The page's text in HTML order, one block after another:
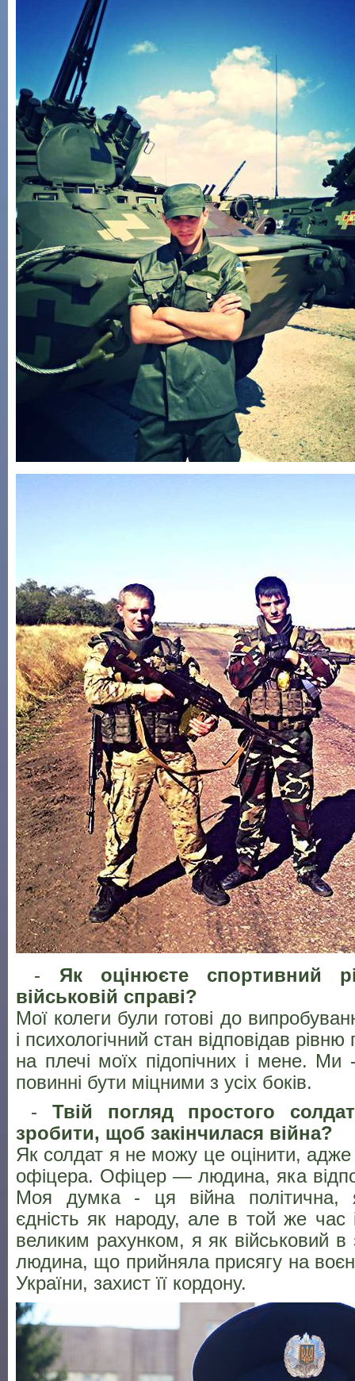
- Як оцінюєте спортивний
військовій справі?
Мої колеги були готові до
і психологічний стан відповідав
на плечі моїх підопічних і мене. Ми
повинні бути міцними з усіх боків.
- Твій погляд простого
зробити, щоб закінчилася війна?
Як солдат я не можу це оцінити, адже
офіцера. Офіцер — людина, яка
Моя думка - ця війна політична,
єдність як народу, але в той же час
великим рахунком, я як військовий
людина, що прийняла присягу на
України, захист її кордону.